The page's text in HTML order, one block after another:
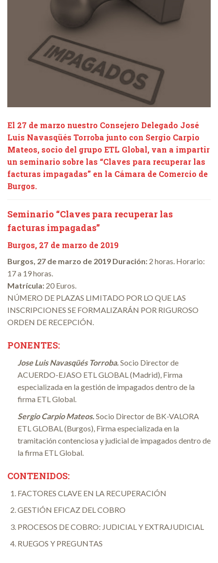
El 27 de marzo nuestro Consejero Delegado José
Luis Navasqüés Torroba junto con Sergio Carpio
Mateos, socio del grupo ETL Global, van a impartir
un seminario sobre las “Claves para recuperar las
facturas impagadas” en la Cámara de Comercio de
Burgos.
Seminario “Claves para recuperar las
facturas impagadas”
Burgos, 27 de marzo de 2019
Burgos, 27 de marzo de 2019 Duración: 2 horas. Horario:
17 a 19 horas.
Matrícula: 20 Euros.
NÚMERO DE PLAZAS LIMITADO POR LO QUE LAS
INSCRIPCIONES SE FORMALIZARÁN POR RIGUROSO
ORDEN DE RECEPCIÓN.
PONENTES:
Jose Luis Navasqüés Torroba.Socio Director de
ACUERDO-EJASO ETL GLOBAL (Madrid), Firma
especializada en la gestión de impagados dentro de la
firma ETL Global.
Sergio Carpio Mateos.Socio Director de BK-VALORA
ETL GLOBAL (Burgos), Firma especializada en la
tramitación contenciosa y judicial de impagados dentro de
la firma ETL Global.
CONTENIDOS:
FACTORES CLAVE EN LA RECUPERACIÓN
GESTIÓN EFICAZ DEL COBRO
PROCESOS DE COBRO: JUDICIAL Y EXTRAJUDICIAL
RUEGOS Y PREGUNTAS